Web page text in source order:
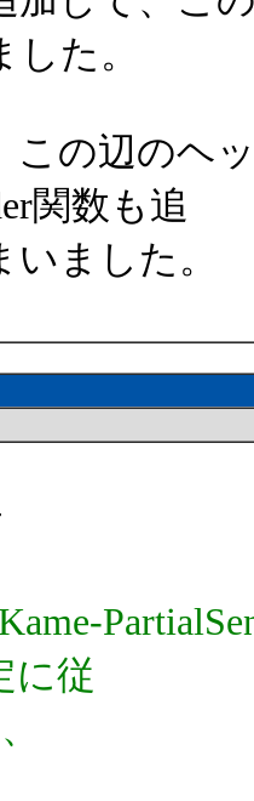
た。
の辺のヘ
関数も追
ました。
に従